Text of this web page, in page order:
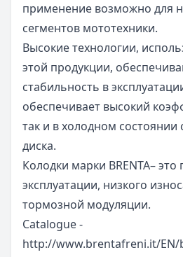
применение возможно для
сегментов мототехники.
Высокие технологии,
этой продукции,
стабильность в
обеспечивает высокий
так и в холодном
диска.
Колодки марки BRENTA–
эксплуатации, низкого
тормозной модуляции.
Catalogue -
http://www.brentafreni.it/EN/